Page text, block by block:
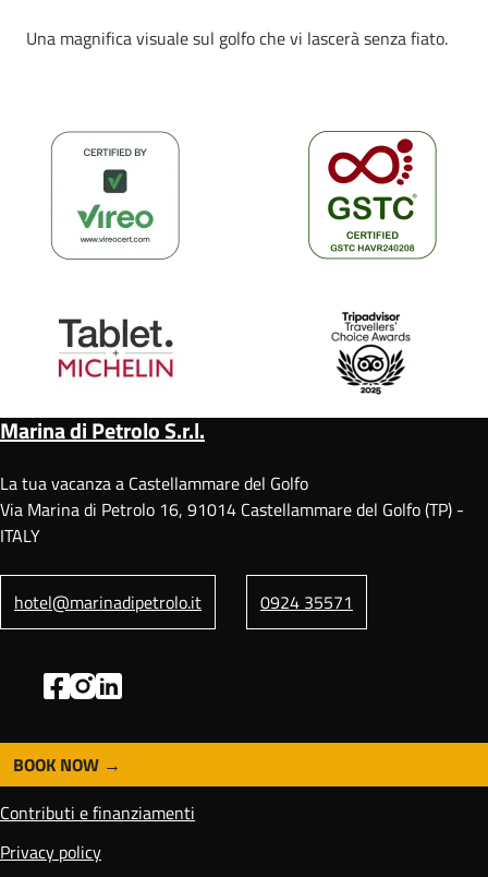
Una magnifica visuale sul golfo che vi lascerà senza fiato.
Marina di Petrolo S.r.l.
La tua vacanza a Castellammare del Golfo
Via Marina di Petrolo 16, 91014 Castellammare del Golfo (TP) -
ITALY
hotel@marinadipetrolo.it 0924 35571
o
o
t
BOOK NOW
Contributi e finanziamenti
Privacy policy